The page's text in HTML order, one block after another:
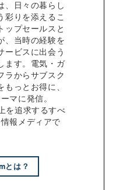
、日々の暮らし
彩りを添えるこ
ップセールスと
、当時の経験を
ービスに出会う
ます。電気・ガ
ラからサブスク
っとお得に、
マに発信。
を追求するすべ
報メディアで
とは？